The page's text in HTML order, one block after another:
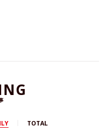
TOTAL